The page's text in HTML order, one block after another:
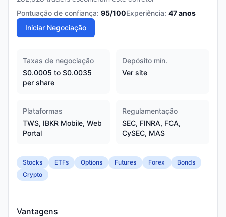
Pontuação de confiança: 95/100Experiência: 47anos
Iniciar Negociação
Taxas de negociação
$0.0005 to $0.0035
per share
Depósito mín.
Ver site
Plataformas
TWS, IBKR Mobile, Web
Portal
Regulamentação
SEC, FINRA, FCA,
CySEC, MAS
Stocks ETFs Options Futures Forex
Bonds
Crypto
Vantagens